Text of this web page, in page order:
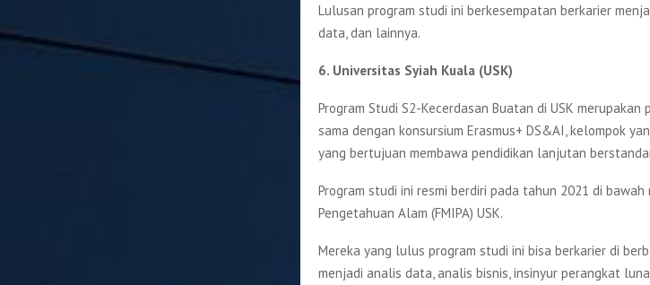
Lulusan program studi ini berkesempatan berkarier
data, dan lainnya.
6. Universitas Syiah Kuala (USK)
Program Studi S2-Kecerdasan Buatan di USK
sama dengan konsursium Erasmus+ DS&AI, kelompok
yang bertujuan membawa pendidikan lanjutan
Program studi ini resmi berdiri pada tahun 2021 di
Pengetahuan Alam (FMIPA) USK.
Mereka yang lulus program studi ini bisa berkarier di
menjadi analis data, analis bisnis, insinyur perangkat